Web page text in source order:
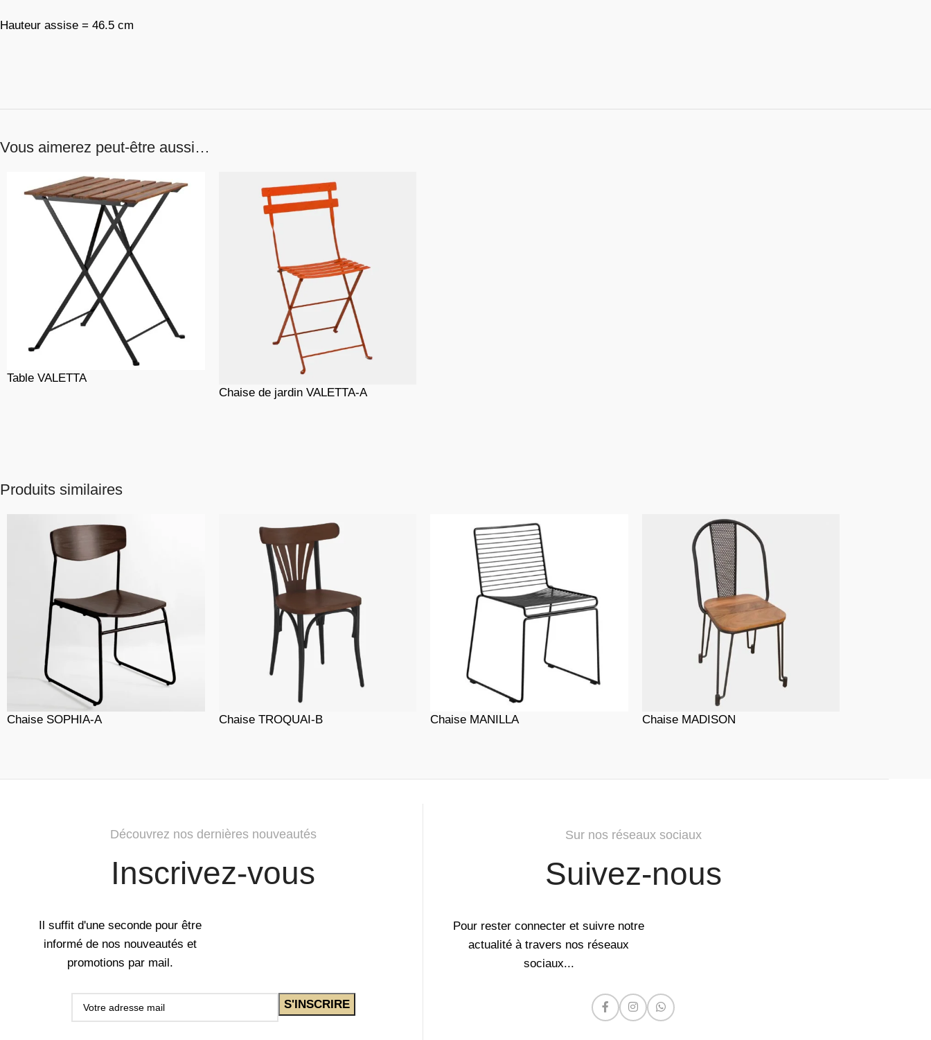
Hauteur assise = 46.5 cm
Vous aimerez peut-être aussi…
Table VALETTA
Chaise de jardin VALETTA-A
Produits similaires
Chaise SOPHIA-A Chaise TROQUAI-B Chaise MANILLA Chaise MADISON
Découvrez nos dernières nouveautés
Inscrivez-vous
Il suffit d'une seconde pour être
informé de nos nouveautés et
promotions par mail.
Sur nos réseaux sociaux
Suivez-nous
Pour rester connecter et suivre notre
actualité à travers nos réseaux
sociaux...